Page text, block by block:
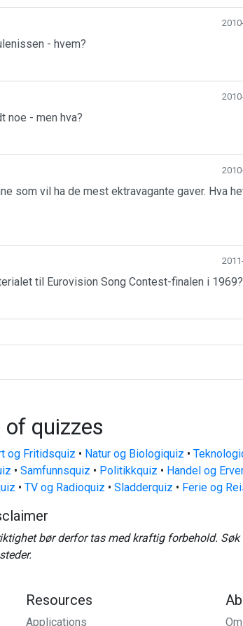
- hvem?
noe - men hva?
som vil ha de mest ektravagante gaver. Hva
til Eurovision Song Contest-finalen i 1969?
quizzes
og Fritidsquiz • Natur og Biologiquiz •
• Samfunnsquiz • Politikkquiz • Handel og
• TV og Radioquiz • Sladderquiz • Ferie og
bør derfor tas med kraftig forbehold.
steder.
Resources
Applications